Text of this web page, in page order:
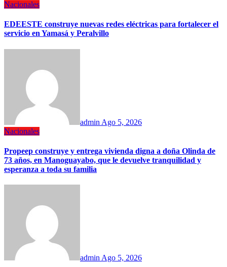
Nacionales
EDEESTE construye nuevas redes eléctricas para fortalecer el
servicio en Yamasá y Peralvillo
admin Ago 5, 2026
Nacionales
Propeep construye y entrega vivienda digna a doña Olinda de
73 años, en Manoguayabo, que le devuelve tranquilidad y
esperanza a toda su familia
admin Ago 5, 2026